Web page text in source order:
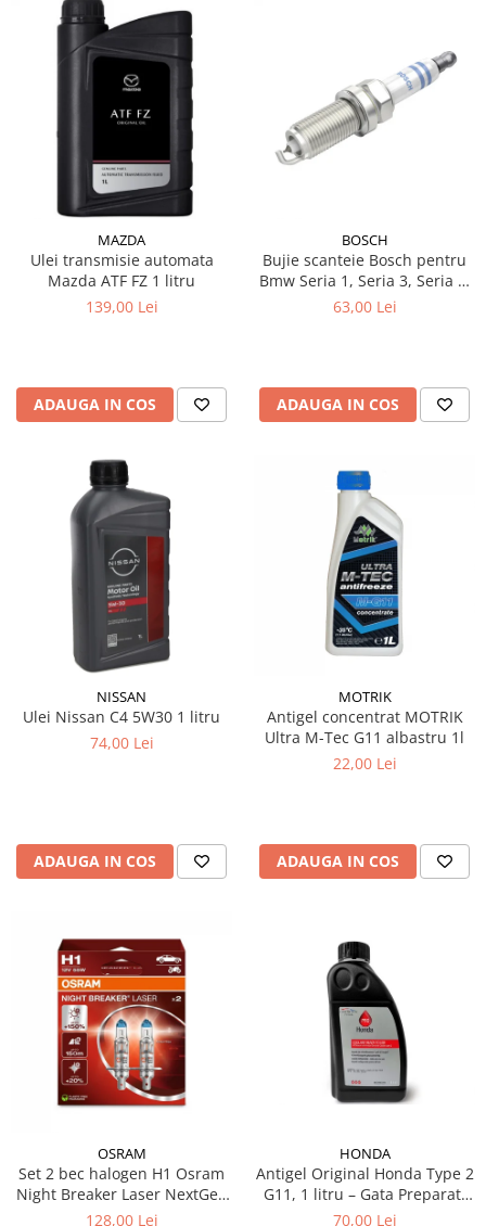
MAZDA
Ulei transmisie automata
Mazda ATF FZ 1 litru
139,00 Lei
ADAUGA IN COS
BOSCH
Bujie scanteie Bosch pentru
Bmw Seria 1, Seria 3, Seria 5,
Seria 6, Seria 7, X1, X3, X5, Z4
63,00 Lei
ADAUGA IN COS
NISSAN
Ulei Nissan C4 5W30 1 litru
74,00 Lei
ADAUGA IN COS
MOTRIK
Antigel concentrat MOTRIK
Ultra M-Tec G11 albastru 1l
22,00 Lei
ADAUGA IN COS
OSRAM
Set 2 bec halogen H1 Osram
Night Breaker Laser NextGen
+150%
128,00 Lei
HONDA
Antigel Original Honda Type 2
G11, 1 litru – Gata Preparat,
All Season, Protecție -36°C
70,00 Lei